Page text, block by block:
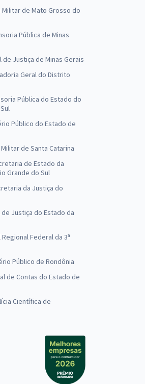
Militar de Mato Grosso do
Pública de Minas
de Justiça de Minas Gerais
Geral do Distrito
Pública do Estado do
Público do Estado de
Militar de Santa Catarina
de Estado da
Grande do Sul
da Justiça do
de Justiça do Estado da
Regional Federal da 3ª
Público de Rondônia
de Contas do Estado de
Científica de